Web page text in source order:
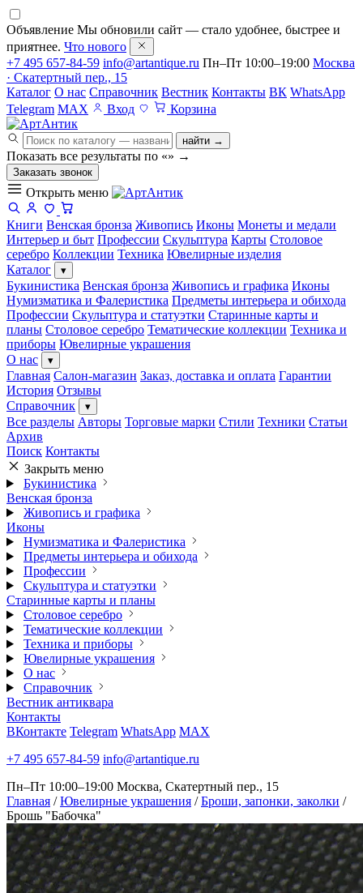
Объявление Мы обновили сайт — стало удобнее, быстрее и
приятнее. Что нового
+7 495 657-84-59 info@artantique.ru Пн–Пт 10:00–19:00 Москва
· Скатертный пер., 15
Каталог О нас Справочник Вестник Контакты ВК WhatsApp
Telegram MAX Вход Корзина
найти →
Показать все результаты по «» →
Заказать звонок
Открыть меню
Книги Венская бронза Живопись Иконы Монеты и медали
Интерьер и быт Профессии Скульптура Карты Столовое
серебро Коллекции Техника Ювелирные изделия
Каталог
▾
Букинистика Венская бронза Живопись и графика Иконы
Нумизматика и Фалеристика Предметы интерьера и обихода
Профессии Скульптура и статуэтки Старинные карты и
планы Столовое серебро Тематические коллекции Техника и
приборы Ювелирные украшения
О нас
▾
Главная Салон-магазин Заказ, доставка и оплата Гарантии
История Отзывы
Справочник
▾
Все разделы Авторы Торговые марки Стили Техники Статьи
Архив
Поиск Контакты
Закрыть меню
Букинистика
Венская бронза
Живопись и графика
Иконы
Нумизматика и Фалеристика
Предметы интерьера и обихода
Профессии
Скульптура и статуэтки
Старинные карты и планы
Столовое серебро
Тематические коллекции
Техника и приборы
Ювелирные украшения
О нас
Справочник
Вестник антиквара
Контакты
ВКонтакте Telegram WhatsApp MAX
+7 495 657-84-59 info@artantique.ru
Пн–Пт 10:00–19:00 Москва, Скатертный пер., 15
Главная / Ювелирные украшения / Броши, запонки, заколки /
Брошь "Бабочка"